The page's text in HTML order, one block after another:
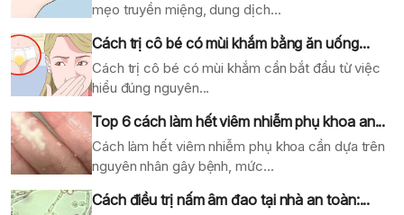
mẹo truyền miệng, dung dịch...
Cách trị cô bé có mùi khắm bằng ăn uống...
Cách trị cô bé có mùi khắm cần bắt đầu từ việc
hiểu đúng nguyên...
Top 6 cách làm hết viêm nhiễm phụ khoa an...
Cách làm hết viêm nhiễm phụ khoa cần dựa trên
nguyên nhân gây bệnh, mức...
Cách điều trị nấm âm đao tại nhà an toàn:...